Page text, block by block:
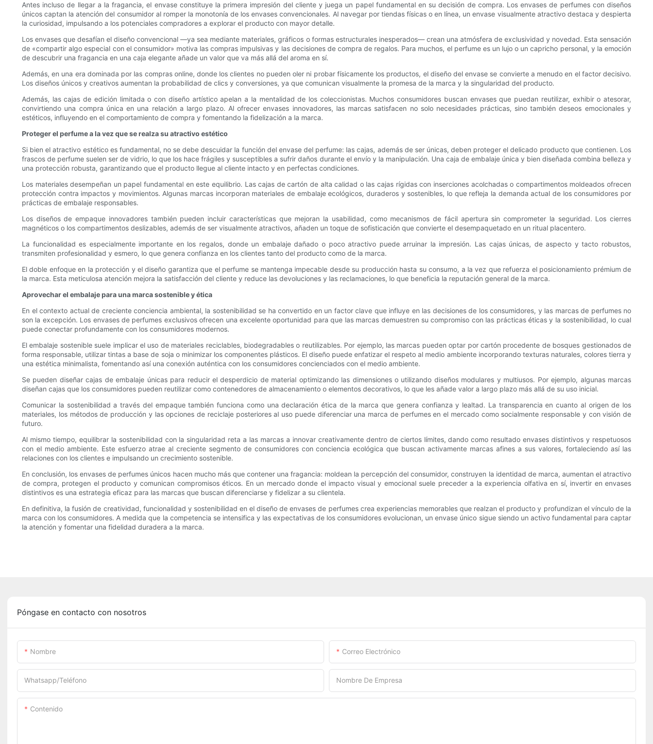
Antes incluso de llegar a la fragancia, el envase constituye la primera impresión del cliente y juega un papel fundamental en su decisión de compra. Los envases de perfumes con diseños
únicos captan la atención del consumidor al romper la monotonía de los envases convencionales. Al navegar por tiendas físicas o en línea, un envase visualmente atractivo destaca y despierta
la curiosidad, impulsando a los potenciales compradores a explorar el producto con mayor detalle.
Los envases que desafían el diseño convencional —ya sea mediante materiales, gráficos o formas estructurales inesperados— crean una atmósfera de exclusividad y novedad. Esta sensación
de «compartir algo especial con el consumidor» motiva las compras impulsivas y las decisiones de compra de regalos. Para muchos, el perfume es un lujo o un capricho personal, y la emoción
de descubrir una fragancia en una caja elegante añade un valor que va más allá del aroma en sí.
Además, en una era dominada por las compras online, donde los clientes no pueden oler ni probar físicamente los productos, el diseño del envase se convierte a menudo en el factor decisivo.
Los diseños únicos y creativos aumentan la probabilidad de clics y conversiones, ya que comunican visualmente la promesa de la marca y la singularidad del producto.
Además, las cajas de edición limitada o con diseño artístico apelan a la mentalidad de los coleccionistas. Muchos consumidores buscan envases que puedan reutilizar, exhibir o atesorar,
convirtiendo una compra única en una relación a largo plazo. Al ofrecer envases innovadores, las marcas satisfacen no solo necesidades prácticas, sino también deseos emocionales y
estéticos, influyendo en el comportamiento de compra y fomentando la fidelización a la marca.
Proteger el perfume a la vez que se realza su atractivo estético
Si bien el atractivo estético es fundamental, no se debe descuidar la función del envase del perfume: las cajas, además de ser únicas, deben proteger el delicado producto que contienen. Los
frascos de perfume suelen ser de vidrio, lo que los hace frágiles y susceptibles a sufrir daños durante el envío y la manipulación. Una caja de embalaje única y bien diseñada combina belleza y
una protección robusta, garantizando que el producto llegue al cliente intacto y en perfectas condiciones.
Los materiales desempeñan un papel fundamental en este equilibrio. Las cajas de cartón de alta calidad o las cajas rígidas con inserciones acolchadas o compartimentos moldeados ofrecen
protección contra impactos y movimientos. Algunas marcas incorporan materiales de embalaje ecológicos, duraderos y sostenibles, lo que refleja la demanda actual de los consumidores por
prácticas de embalaje responsables.
Los diseños de empaque innovadores también pueden incluir características que mejoran la usabilidad, como mecanismos de fácil apertura sin comprometer la seguridad. Los cierres
magnéticos o los compartimentos deslizables, además de ser visualmente atractivos, añaden un toque de sofisticación que convierte el desempaquetado en un ritual placentero.
La funcionalidad es especialmente importante en los regalos, donde un embalaje dañado o poco atractivo puede arruinar la impresión. Las cajas únicas, de aspecto y tacto robustos,
transmiten profesionalidad y esmero, lo que genera confianza en los clientes tanto del producto como de la marca.
El doble enfoque en la protección y el diseño garantiza que el perfume se mantenga impecable desde su producción hasta su consumo, a la vez que refuerza el posicionamiento prémium de
la marca. Esta meticulosa atención mejora la satisfacción del cliente y reduce las devoluciones y las reclamaciones, lo que beneficia la reputación general de la marca.
Aprovechar el embalaje para una marca sostenible y ética
En el contexto actual de creciente conciencia ambiental, la sostenibilidad se ha convertido en un factor clave que influye en las decisiones de los consumidores, y las marcas de perfumes no
son la excepción. Los envases de perfumes exclusivos ofrecen una excelente oportunidad para que las marcas demuestren su compromiso con las prácticas éticas y la sostenibilidad, lo cual
puede conectar profundamente con los consumidores modernos.
El embalaje sostenible suele implicar el uso de materiales reciclables, biodegradables o reutilizables. Por ejemplo, las marcas pueden optar por cartón procedente de bosques gestionados de
forma responsable, utilizar tintas a base de soja o minimizar los componentes plásticos. El diseño puede enfatizar el respeto al medio ambiente incorporando texturas naturales, colores tierra y
una estética minimalista, fomentando así una conexión auténtica con los consumidores concienciados con el medio ambiente.
Se pueden diseñar cajas de embalaje únicas para reducir el desperdicio de material optimizando las dimensiones o utilizando diseños modulares y multiusos. Por ejemplo, algunas marcas
diseñan cajas que los consumidores pueden reutilizar como contenedores de almacenamiento o elementos decorativos, lo que les añade valor a largo plazo más allá de su uso inicial.
Comunicar la sostenibilidad a través del empaque también funciona como una declaración ética de la marca que genera confianza y lealtad. La transparencia en cuanto al origen de los
materiales, los métodos de producción y las opciones de reciclaje posteriores al uso puede diferenciar una marca de perfumes en el mercado como socialmente responsable y con visión de
futuro.
Al mismo tiempo, equilibrar la sostenibilidad con la singularidad reta a las marcas a innovar creativamente dentro de ciertos límites, dando como resultado envases distintivos y respetuosos
con el medio ambiente. Este esfuerzo atrae al creciente segmento de consumidores con conciencia ecológica que buscan activamente marcas afines a sus valores, fortaleciendo así las
relaciones con los clientes e impulsando un crecimiento sostenible.
En conclusión, los envases de perfumes únicos hacen mucho más que contener una fragancia: moldean la percepción del consumidor, construyen la identidad de marca, aumentan el atractivo
de compra, protegen el producto y comunican compromisos éticos. En un mercado donde el impacto visual y emocional suele preceder a la experiencia olfativa en sí, invertir en envases
distintivos es una estrategia eficaz para las marcas que buscan diferenciarse y fidelizar a su clientela.
En definitiva, la fusión de creatividad, funcionalidad y sostenibilidad en el diseño de envases de perfumes crea experiencias memorables que realzan el producto y profundizan el vínculo de la
marca con los consumidores. A medida que la competencia se intensifica y las expectativas de los consumidores evolucionan, un envase único sigue siendo un activo fundamental para captar
la atención y fomentar una fidelidad duradera a la marca.
Póngase en contacto con nosotros
Nombre Correo Electrónico
Whatsapp/Teléfono Nombre De Empresa
Contenido